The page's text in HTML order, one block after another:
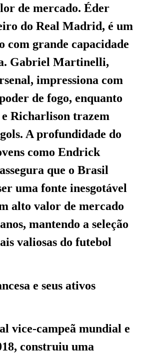
de mercado. Éder
do Real Madrid, é um
com grande capacidade
Gabriel Martinelli,
impressiona com
de fogo, enquanto
Richarlison trazem
A profundidade do
como Endrick
que o Brasil
uma fonte inesgotável
alto valor de mercado
mantendo a seleção
valiosas do futebol
e seus ativos
vice-campeã mundial e
construiu uma